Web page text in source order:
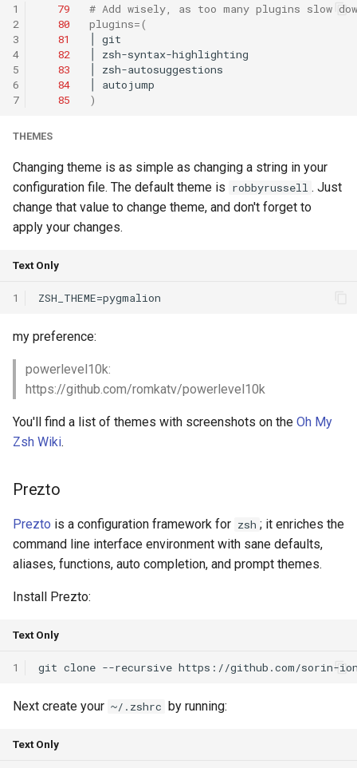
MobiCom23 Atlas
1
2
3
4
5
6
7
79
# Add wisely, as too many plugins slow
80
plugins=(
81
82
83
84
85
)
THEMES
Changing theme is as simple as changing a string in your
configuration file. The default theme is robbyrussell . Just
change that value to change theme, and don't forget to
apply your changes.
Text Only
1
my preference:
powerlevel10k:
https://github.com/romkatv/powerlevel10k
You'll find a list of themes with screenshots on the Oh My
Zsh Wiki.
Prezto
Prezto is a configuration framework for zsh ; it enriches the
command line interface environment with sane defaults,
aliases, functions, auto completion, and prompt themes.
Install Prezto:
Text Only
1
Next create your ~/.zshrc by running:
Text Only